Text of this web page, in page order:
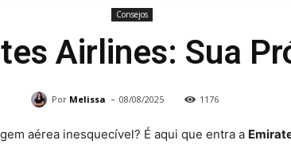
Consejos
Airlines: Sua
Por Melissa - 08/08/2025 1176
aérea inesquecível? É aqui que entra a